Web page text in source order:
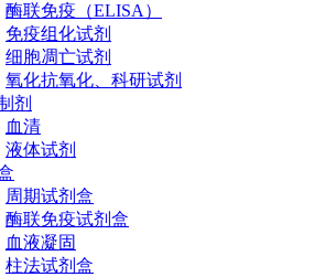
酶联免疫（ELISA）
免疫组化试剂
细胞凋亡试剂
氧化抗氧化、科研试剂
剂
血清
液体试剂
周期试剂盒
酶联免疫试剂盒
血液凝固
柱法试剂盒